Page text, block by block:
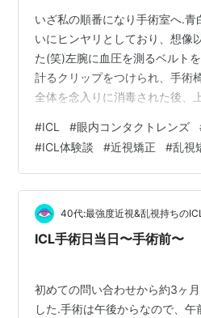
いざ私の順番になり手術室へ.青
いにヒンヤリとしており、想像
た(笑)左腕に血圧を測るベルト
計るクリップをつけられ、手術
全体を念入りに消毒された後、
ました.いざ、まずは右目から...!
トだけ見つめているように言わ
れました.術中も事あるごとに
もブレっブレなので、とにかく
うな気持ちでいましたが、正直
んて、全然わかりませんでした…
#ICL #眼内コンタクトレンズ
#ICL体験談 #近視矯正 #乱視
40代:最強度近視&乱視持ちの
ICL手術日当日〜手術前〜
初めての問い合わせから約3ヶ
した.手術は午後からなので、